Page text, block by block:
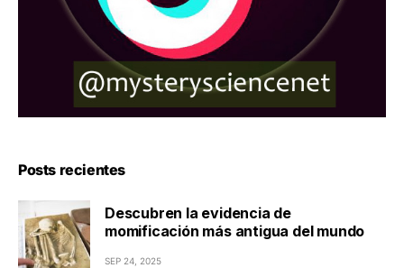
Posts recientes
Descubren la evidencia de
momificación más antigua del mundo
SEP 24, 2025